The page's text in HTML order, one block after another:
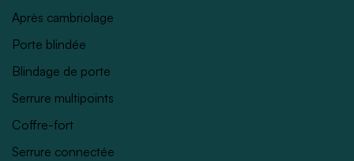
Après cambriolage
Porte blindée
Blindage de porte
Serrure multipoints
Coffre-fort
Serrure connectée